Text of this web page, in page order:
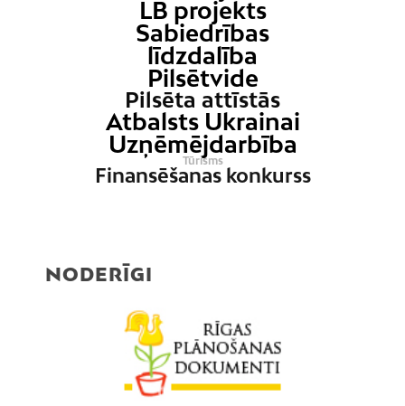
LB projekts
Sabiedrības
līdzdalība
Pilsētvide
Pilsēta attīstās
Atbalsts Ukrainai
Uzņēmējdarbība
Tūrisms
Finansēšanas konkurss
NODERĪGI